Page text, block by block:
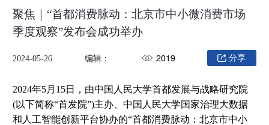
聚焦｜“首都消费脉动：北京市中小微消费市场
季度观察”发布会成功举办
2024-05-26 编辑： 2019 分享
2024年5月15日，由中国人民大学首都发展与战略研究院
(以下简称“首发院”)主办、中国人民大学国家治理大数据
和人工智能创新平台协办的“首都消费脉动：北京市中小